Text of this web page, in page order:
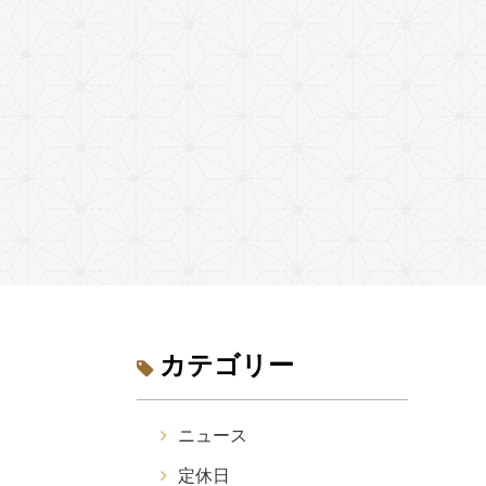
カテゴリー
ニュース
定休日